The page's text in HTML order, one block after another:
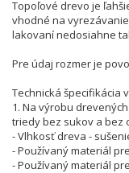
Topoľové drevo je
vhodné na
lakovaní nedosiahne
Pre údaj rozmer je
Technická špecifikácia
1. Na výrobu
triedy bez sukov a bez
- Vlhkosť dreva -
- Používaný materiál
- Používaný materiál